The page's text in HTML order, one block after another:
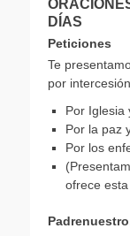
DÍAS
Peticiones
Te
por
Por Iglesia
Por la paz
Por los
ofrece